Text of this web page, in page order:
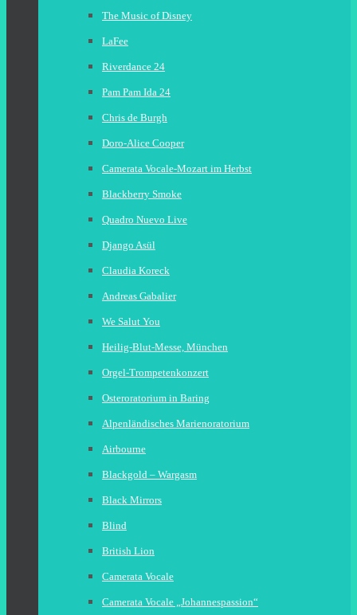
The Music of Disney
LaFee
Riverdance 24
Pam Pam Ida 24
Chris de Burgh
Doro-Alice Cooper
Camerata Vocale-Mozart im Herbst
Blackberry Smoke
Quadro Nuevo Live
Django Asül
Claudia Koreck
Andreas Gabalier
We Salut You
Heilig-Blut-Messe, München
Orgel-Trompetenkonzert
Osteroratorium in Baring
Alpenländisches Marienoratorium
Airbourne
Blackgold – Wargasm
Black Mirrors
Blind
British Lion
Camerata Vocale
Camerata Vocale „Johannespassion“